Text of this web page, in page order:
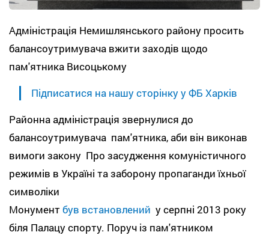
Адміністрація Немишлянського району просить
балансоутримувача вжити заходів щодо
пам'ятника Висоцькому
Підписатися на нашу сторінку у ФБ Харків
Районна адміністрація звернулися до
балансоутримувача пам'ятника, аби він виконав
вимоги закону Про засудження комуністичного
режимів в Україні та заборону пропаганди їхньої
символіки
Монументбув встановлений у серпні 2013 року
біля Палацу спорту. Поруч із пам'ятником